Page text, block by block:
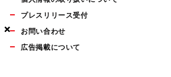
×
×
×
プレスリリース受付
お問い合わせ
広告掲載について